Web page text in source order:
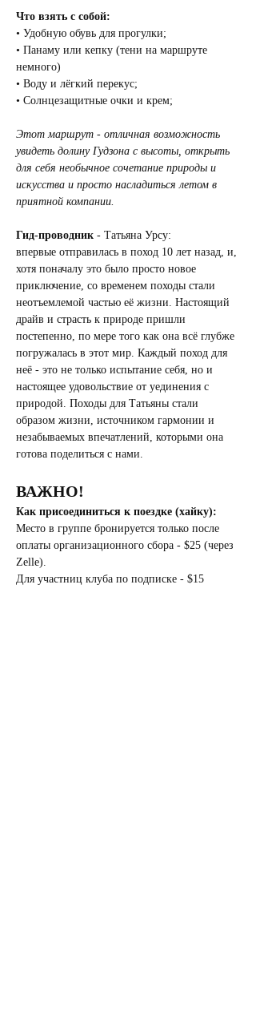
Что взять с собой:
• Удобную обувь для прогулки;
• Панаму или кепку (тени на маршруте
немного)
• Воду и лёгкий перекус;
• Солнцезащитные очки и крем;
Этот маршрут - отличная возможность
увидеть долину Гудзона с высоты, открыть
для себя необычное сочетание природы и
искусства и просто насладиться летом в
приятной компании.
Гид-проводник - Татьяна Урсу:
впервые отправилась в поход 10 лет назад, и,
хотя поначалу это было просто новое
приключение, со временем походы стали
неотъемлемой частью её жизни. Настоящий
драйв и страсть к природе пришли
постепенно, по мере того как она всё глубже
погружалась в этот мир. Каждый поход для
неё - это не только испытание себя, но и
настоящее удовольствие от уединения с
природой. Походы для Татьяны стали
образом жизни, источником гармонии и
незабываемых впечатлений, которыми она
готова поделиться с нами.
ВАЖНО!
Как присоединиться к поездке (хайку):
Место в группе бронируется только после
оплаты организационного сбора - $25 (через
Zelle).
Для участниц клуба по подписке - $15